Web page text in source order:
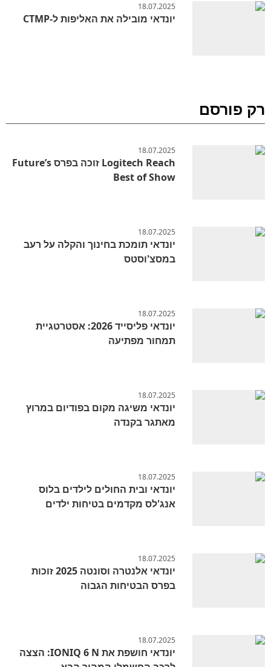
18.07.2025
יונדאי מובילה את האליפות ל-CTMP
רק פורסם
18.07.2025
Logitech Reach זוכה בפרס Future’s
Best of Show
18.07.2025
יונדאי תומכת בחינוך והקלה על רעב
במסצ'וסטס
18.07.2025
יונדאי פליסייד 2026: אסטרטגיית
תמחור מפתיעה
18.07.2025
יונדאי משיגה מקום בפודיום במרוץ
מאתגר בקנדה
18.07.2025
יונדאי ובית החולים לילדים בלוס
אנג'לס מקדמים בטיחות ילדים
18.07.2025
יונדאי אלנטרה וסונטה 2025 זוכות
בפרס הבטיחות הגבוה
18.07.2025
יונדאי חושפת את IONIQ 6 N: הצצה